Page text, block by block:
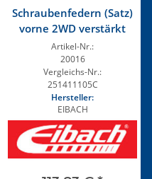
Schraubenfedern (Satz)
vorne 2WD verstärkt
Artikel-Nr.:
20016
Vergleichs-Nr.:
251411105C
Hersteller:
EIBACH